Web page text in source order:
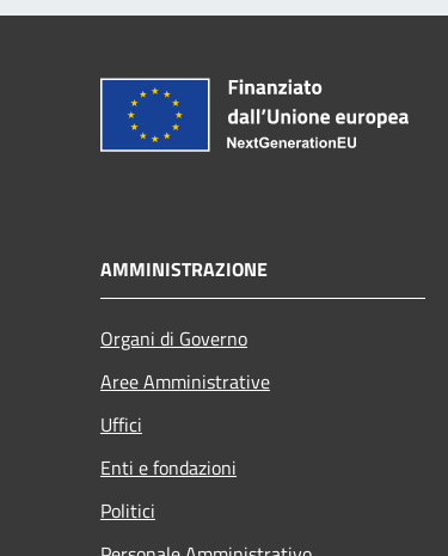
AMMINISTRAZIONE
Organi di Governo
Aree Amministrative
Uffici
Enti e fondazioni
Politici